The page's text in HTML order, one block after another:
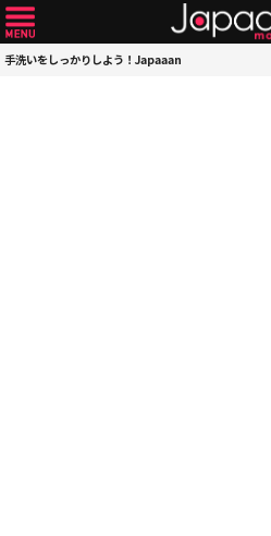
手洗いをしっかりしよう！Japaaan